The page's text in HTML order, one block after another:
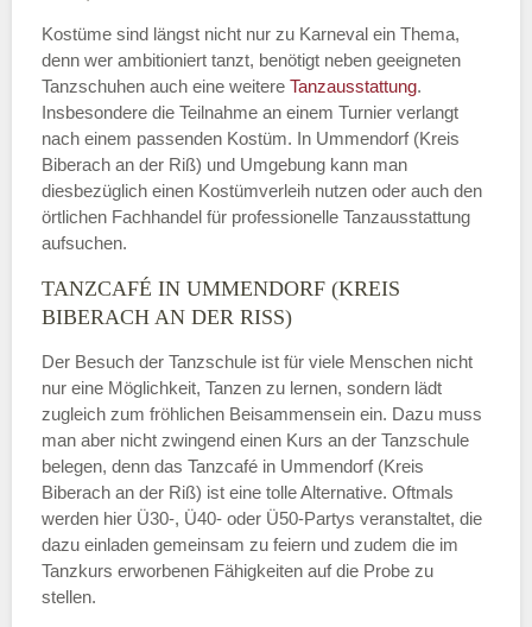
Kostüme sind längst nicht nur zu Karneval ein Thema,
denn wer ambitioniert tanzt, benötigt neben geeigneten
Tanzschuhen auch eine weitere Tanzausstattung.
Insbesondere die Teilnahme an einem Turnier verlangt
nach einem passenden Kostüm. In Ummendorf (Kreis
Biberach an der Riß) und Umgebung kann man
diesbezüglich einen Kostümverleih nutzen oder auch den
örtlichen Fachhandel für professionelle Tanzausstattung
aufsuchen.
TANZCAFÉ IN UMMENDORF (KREIS
BIBERACH AN DER RISS)
Der Besuch der Tanzschule ist für viele Menschen nicht
nur eine Möglichkeit, Tanzen zu lernen, sondern lädt
zugleich zum fröhlichen Beisammensein ein. Dazu muss
man aber nicht zwingend einen Kurs an der Tanzschule
belegen, denn das Tanzcafé in Ummendorf (Kreis
Biberach an der Riß) ist eine tolle Alternative. Oftmals
werden hier Ü30-, Ü40- oder Ü50-Partys veranstaltet, die
dazu einladen gemeinsam zu feiern und zudem die im
Tanzkurs erworbenen Fähigkeiten auf die Probe zu
stellen.